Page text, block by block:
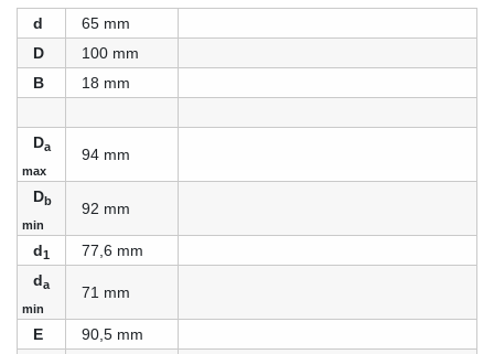
d
65 mm
D
100 mm
B
18 mm
Da
max
94 mm
Db
min
92 mm
d1
77,6 mm
da
min
71 mm
E
90,5 mm